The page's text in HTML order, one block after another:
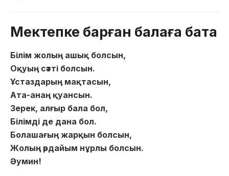
Мектепке барған балаға бата
Білім жолың ашық болсын,
Оқуың сәтті болсын.
Ұстаздарың мақтасын,
Ата-анаң қуансын.
Зерек, алғыр бала бол,
Білімді де дана бол.
Болашағың жарқын болсын,
Жолың әрдайым нұрлы болсын.
Әумин!